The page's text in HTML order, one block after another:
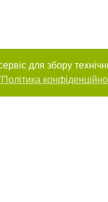
для збору